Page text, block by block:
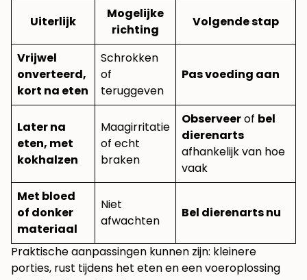
Uiterlijk
Mogelijke
richting
Volgende stap
Vrijwel
onverteerd,
kort na eten
Schrokken
of
teruggeven
Pas voeding aan
Later na
eten, met
kokhalzen
Maagirritatie
of echt
braken
Observeerof bel
dierenarts
afhankelijk van hoe
vaak
Met bloed
of donker
materiaal
Niet
afwachten
Bel dierenarts nu
Praktische aanpassingen kunnen zijn: kleinere
porties, rust tijdens het eten en een voeroplossing